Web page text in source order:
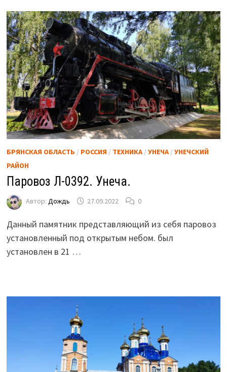
БРЯНСКАЯ ОБЛАСТЬ / РОССИЯ / ТЕХНИКА/ УНЕЧА/ УНЕЧСКИЙ
РАЙОН
Паровоз Л-0392. Унеча.
Автор: Дождь 27.09.2022 0
Данный памятник представляющий из себя паровоз
установленный под открытым небом. был
установлен в 21 …